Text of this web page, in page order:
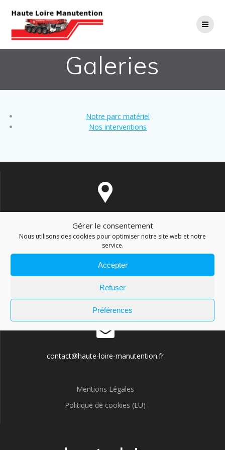
Gérer le consentement
Nous utilisons des cookies pour optimiser notre site web et notre
service.
Accepter
Refuser
Préférences
Galeries
Notre parc matériel
Nos interventions
RN 88 - Rond-Point Le Fangeas 43370 Solignac sur Loire
04 71 03 12 74
contact@haute-loire-manutention.fr
Mentions Légales
Politique de cookies (EU)